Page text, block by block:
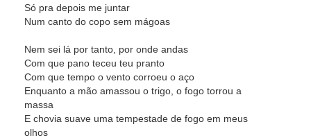
Só pra depois me juntar
Num canto do copo sem mágoas
Nem sei lá por tanto, por onde andas
Com que pano teceu teu pranto
Com que tempo o vento corroeu o aço
Enquanto a mão amassou o trigo, o fogo torrou a
massa
E chovia suave uma tempestade de fogo em meus
olhos